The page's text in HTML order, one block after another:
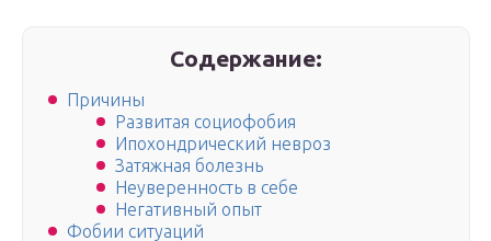
Содержание:
Причины
Развитая социофобия
Ипохондрический невроз
Затяжная болезнь
Неуверенность в себе
Негативный опыт
Фобии ситуаций